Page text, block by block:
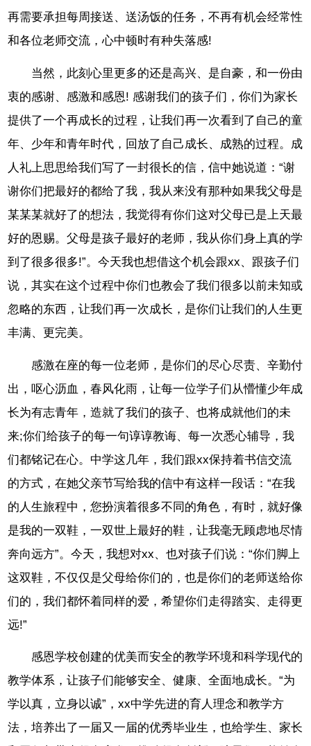
再需要承担每周接送、送汤饭的任务，不再有机会经常性
和各位老师交流，心中顿时有种失落感!
当然，此刻心里更多的还是高兴、是自豪，和一份由
衷的感谢、感激和感恩! 感谢我们的孩子们，你们为家长
提供了一个再成长的过程，让我们再一次看到了自己的童
年、少年和青年时代，回放了自己成长、成熟的过程。成
人礼上思思给我们写了一封很长的信，信中她说道：“谢
谢你们把最好的都给了我，我从来没有那种如果我父母是
某某某就好了的想法，我觉得有你们这对父母已是上天最
好的恩赐。父母是孩子最好的老师，我从你们身上真的学
到了很多很多!”。今天我也想借这个机会跟xx、跟孩子们
说，其实在这个过程中你们也教会了我们很多以前未知或
忽略的东西，让我们再一次成长，是你们让我们的人生更
丰满、更完美。
感激在座的每一位老师，是你们的尽心尽责、辛勤付
出，呕心沥血，春风化雨，让每一位学子们从懵懂少年成
长为有志青年，造就了我们的孩子、也将成就他们的未
来;你们给孩子的每一句谆谆教诲、每一次悉心辅导，我
们都铭记在心。中学这几年，我们跟xx保持着书信交流
的方式，在她父亲节写给我的信中有这样一段话：“在我
的人生旅程中，您扮演着很多不同的角色，有时，就好像
是我的一双鞋，一双世上最好的鞋，让我毫无顾虑地尽情
奔向远方”。今天，我想对xx、也对孩子们说：“你们脚上
这双鞋，不仅仅是父母给你们的，也是你们的老师送给你
们的，我们都怀着同样的爱，希望你们走得踏实、走得更
远!”
感恩学校创建的优美而安全的教学环境和科学现代的
教学体系，让孩子们能够安全、健康、全面地成长。“为
学以真，立身以诚”，xx中学先进的育人理念和教学方
法，培养出了一届又一届的优秀毕业生，也给学生、家长